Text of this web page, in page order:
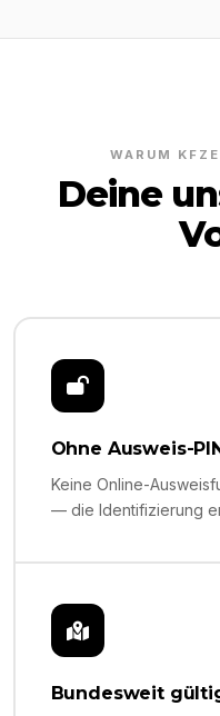
WARUM
Deine
Ohne Ausweis-
Keine Online-
— die Identifizierung
Bundesweit